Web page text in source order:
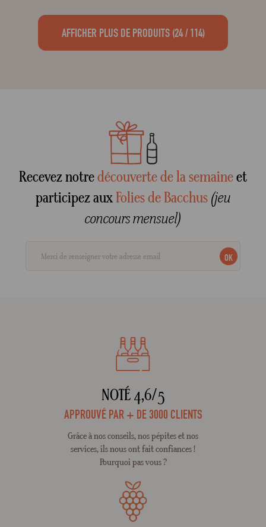
AFFICHER PLUS DE PRODUITS (24 / 114)
Recevez notredécouverte de la semaineet
participez auxFolies de Bacchus (jeu
concours mensuel)
OK
NOTÉ 4,6/5
APPROUVÉ PAR + DE 3000 CLIENTS
Grâce à nos conseils, nos pépites et nos
services, ils nous ont fait confiances !
Pourquoi pas vous ?